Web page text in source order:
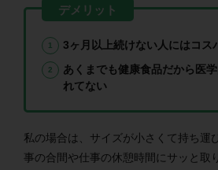
3ヶ月以上続けない人にはコス
あくまでも健康食品だから医
れてない
私の場合は、サイズが小さくて持ち運
事の合間や仕事の休憩時間にサッと取